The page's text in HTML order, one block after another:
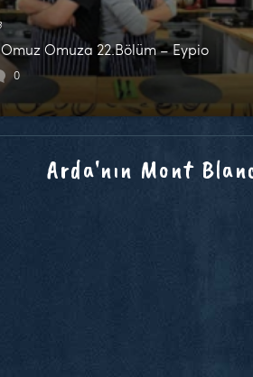
Omuza 22.Bölüm – Eypio
0
Arda'nın Mont